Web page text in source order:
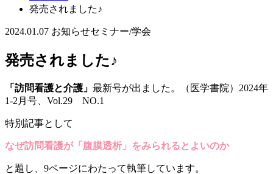
発売されました♪
2024.01.07 お知らせセミナー/学会
発売されました♪
「訪問看護と介護」 最新号が出ました。（医学書院）2024年
1-2月号、Vol.29 NO.1
特別記事として
なぜ訪問看護が「腹膜透析」をみられるとよいのか
と題し、9ページにわたって執筆しています。